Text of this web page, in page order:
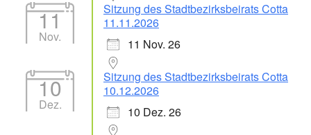
11
Nov.
Sitzung des Stadtbezirksbeirats Cotta
11.11.2026
11 Nov. 26
10
Dez.
Sitzung des Stadtbezirksbeirats Cotta
10.12.2026
10 Dez. 26